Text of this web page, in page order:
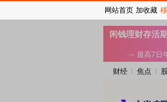
财经 焦点
网站首页 加收藏